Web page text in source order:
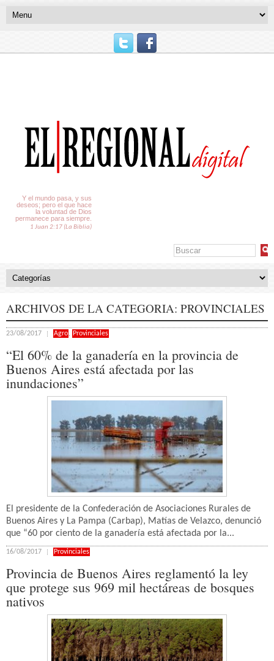
Y el mundo pasa, y sus
deseos; pero el que hace
la voluntad de Dios
permanece para siempre.
1 Juan 2:17 (La Biblia)
ARCHIVOS DE LA CATEGORIA: PROVINCIALES
23/08/2017 Agro, Provinciales
“El 60% de la ganadería en la provincia de
Buenos Aires está afectada por las
inundaciones”
El presidente de la Confederación de Asociaciones Rurales de
Buenos Aires y La Pampa (Carbap), Matías de Velazco, denunció
que “60 por ciento de la ganadería está afectada por la...
16/08/2017 Provinciales
Provincia de Buenos Aires reglamentó la ley
que protege sus 969 mil hectáreas de bosques
nativos